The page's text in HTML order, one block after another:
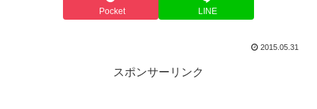
Pocket LINE
2015.05.31
スポンサーリンク